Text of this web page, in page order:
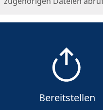
Bereitstellen